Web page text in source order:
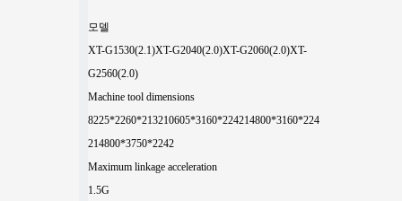
모델
XT-G1530(2.1)XT-G2040(2.0)XT-G2060(2.0)XT-
G2560(2.0)
Machine tool dimensions
8225*2260*213210605*3160*224214800*3160*224
214800*3750*2242
Maximum linkage acceleration
1.5G